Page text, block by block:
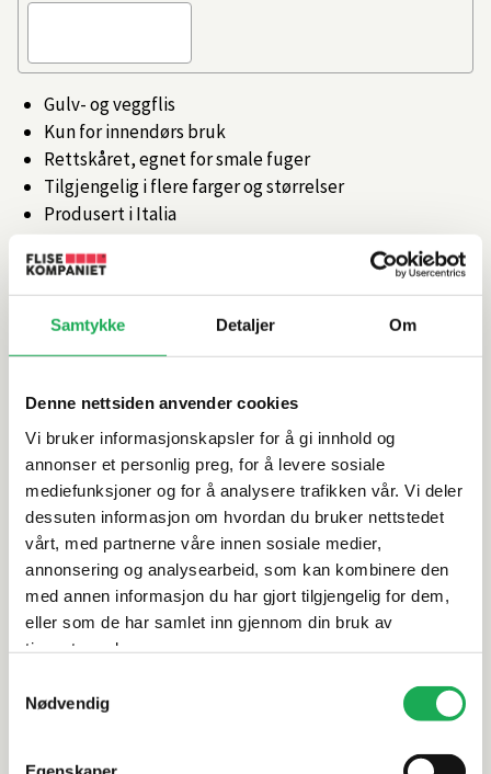
Samtykke Detaljer Om
Denne nettsiden anvender cookies
Vi bruker informasjonskapsler for å gi innhold og
annonser et personlig preg, for å levere sosiale
mediefunksjoner og for å analysere trafikken vår. Vi deler
dessuten informasjon om hvordan du bruker nettstedet
vårt, med partnerne våre innen sosiale medier,
annonsering og analysearbeid, som kan kombinere den
med annen informasjon du har gjort tilgjengelig for dem,
eller som de har samlet inn gjennom din bruk av
tjenestene deres.
Nødvendig
Gulv- og veggflis
Kun for innendørs bruk
Rettskåret, egnet for smale fuger
Tilgjengelig i flere farger og størrelser
Produsert i Italia
Artikkelnr.101368918
Produktinformasjon
Spesifikasjoner
Rengjøring og vedlikehold
Leveringsinformasjon
Dokumentasjon
Alternative produkter